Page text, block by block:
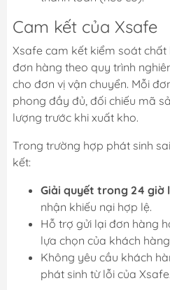
Cam kết của Xsafe
Xsafe cam kết kiểm soát
đơn hàng theo quy trình
cho đơn vị vận chuyển. Mỗi
phong đầy đủ, đối chiếu mã
lượng trước khi xuất kho.
Trong trường hợp phát sinh
kết:
Giải quyết trong 24 giờ
nhận khiếu nại hợp lệ.
Hỗ trợ gửi lại đơn hàng
lựa chọn của khách
Không yêu cầu khách
phát sinh từ lỗi của Xsafe.